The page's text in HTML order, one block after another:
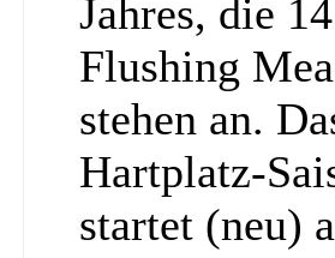
Jahres, die
Flushing
stehen an.
Hartplatz-
startet (neu)